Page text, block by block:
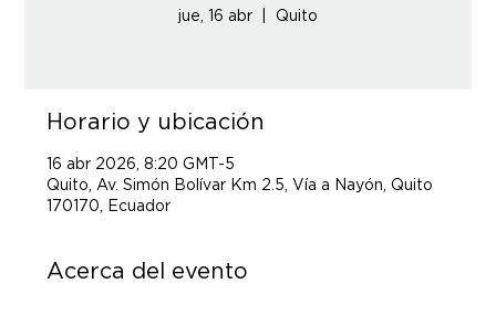
jue, 16 abr Quito
Horario y ubicación
16 abr 2026, 8:20 GMT-5
Quito, Av. Simón Bolívar Km 2.5, Vía a Nayón, Quito
170170, Ecuador
Acerca del evento